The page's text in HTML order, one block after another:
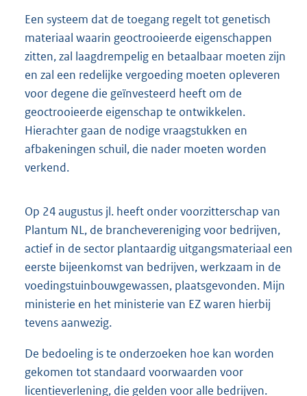
Een systeem dat de toegang regelt tot genetisch
materiaal waarin geoctrooieerde eigenschappen
zitten, zal laagdrempelig en betaalbaar moeten zijn
en zal een redelijke vergoeding moeten opleveren
voor degene die geïnvesteerd heeft om de
geoctrooieerde eigenschap te ontwikkelen.
Hierachter gaan de nodige vraagstukken en
afbakeningen schuil, die nader moeten worden
verkend.
Op 24 augustus jl. heeft onder voorzitterschap van
Plantum NL, de branchevereniging voor bedrijven,
actief in de sector plantaardig uitgangsmateriaal een
eerste bijeenkomst van bedrijven, werkzaam in de
voedingstuinbouwgewassen, plaatsgevonden. Mijn
ministerie en het ministerie van EZ waren hierbij
tevens aanwezig.
De bedoeling is te onderzoeken hoe kan worden
gekomen tot standaard voorwaarden voor
licentieverlening, die gelden voor alle bedrijven.